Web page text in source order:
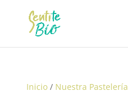
Inicio/ Nuestra Pastelería